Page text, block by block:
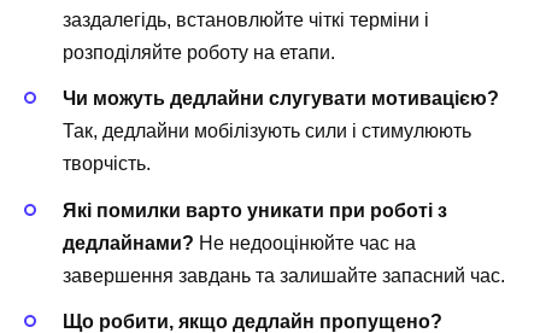
заздалегідь, встановлюйте чіткі терміни і
розподіляйте роботу на етапи.
Чи можуть дедлайни слугувати мотивацією?
Так, дедлайни мобілізують сили і стимулюють
творчість.
Які помилки варто уникати при роботі з
дедлайнами? Не недооцінюйте час на
завершення завдань та залишайте запасний час.
Що робити, якщо дедлайн пропущено?